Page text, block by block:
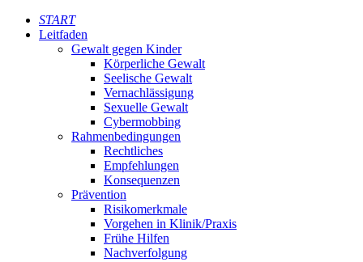
START
Leitfaden
Gewalt gegen Kinder
Körperliche Gewalt
Seelische Gewalt
Vernachlässigung
Sexuelle Gewalt
Cybermobbing
Rahmenbedingungen
Rechtliches
Empfehlungen
Konsequenzen
Prävention
Risikomerkmale
Vorgehen in Klinik/Praxis
Frühe Hilfen
Nachverfolgung